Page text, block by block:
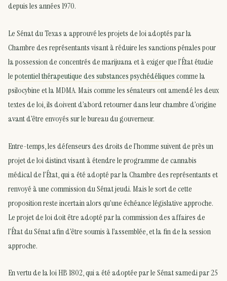
depuis les années 1970.
Le Sénat du Texas a approuvé les projets de loi adoptés par la
Chambre des représentants visant à réduire les sanctions pénales pour
la possession de concentrés de marijuana et à exiger que l’État étudie
lepotentiel thérapeutique des substances psychédéliquescomme la
psilocybine et la MDMA. Mais comme les sénateurs ont amendé les deux
textes de loi, ils doivent d’abord retourner dans leur chambre d’origine
avant d’être envoyés sur le bureau du gouverneur.
Entre-temps, les défenseurs des droits de l’homme suivent de près un
projet de loi distinct visant à étendre le programme de cannabis
médical de l’État, qui a été adopté par la Chambre des représentants et
renvoyé à une commission du Sénat jeudi. Mais le sort de cette
proposition reste incertain alors qu’une échéance législative approche.
Le projet de loi doit être adopté par la commission des affaires de
l’État du Sénat afin d’être soumis à l’assemblée, et la fin de la session
approche.
En vertu de la loi HB 1802, qui a été adoptée par le Sénat samedi par 25